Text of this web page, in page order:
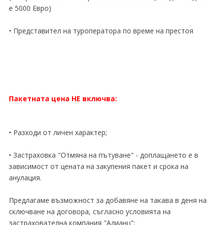
е 5000 Евро)
• Представител на туроператора по време на престоя
Пакетната цена НЕ включва:
• Разходи от личен характер;
• Застраховка "Отмяна на пътуване" - доплащането е в
зависимост от цената на закупения пакет и срока на
анулация.
Предлагаме възможност за добавяне на такава в деня на
сключване на договора, съгласно условията на
застрахователна компания "Алианц";